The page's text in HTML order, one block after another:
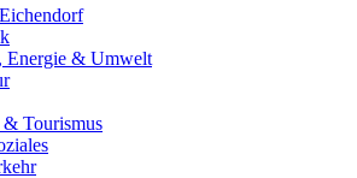
Energie & Umwelt
& Tourismus